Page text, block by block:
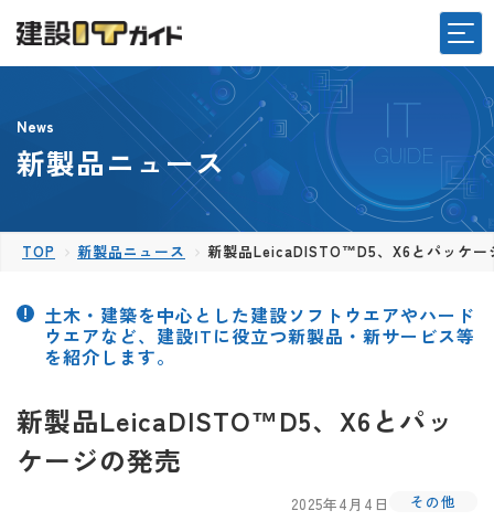
News
新製品ニュース
TOP 新製品ニュース 新製品LeicaDISTO™D5、X6とパッケー
土木・建築を中心とした建設ソフトウエアやハード
ウエアなど、建設ITに役立つ新製品・新サービス等
を紹介します。
新製品LeicaDISTO™D5、X6とパッ
ケージの発売
2025年4月4日 その他